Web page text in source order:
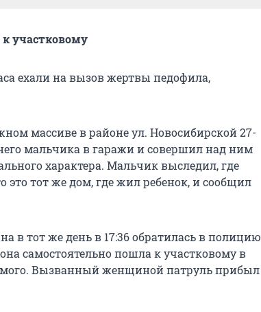
участковому
ехали на вызов жертвы педофила,
массиве в районе ул. Новосибирской 27-
мальчика в гаражи и совершил над ним
характера. Мальчик выследил, где
это тот же дом, где жил ребенок, и сообщил
в тот же день в 17:36 обратилась в полицию
самостоятельно пошла к участковому в
Вызванный женщиной патруль прибыл